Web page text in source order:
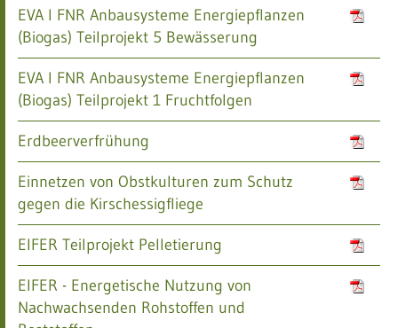
EVA I FNR Anbausysteme Energiepflanzen
(Biogas) Teilprojekt 5 Bewässerung
EVA I FNR Anbausysteme Energiepflanzen
(Biogas) Teilprojekt 1 Fruchtfolgen
Erdbeerverfrühung
Einnetzen von Obstkulturen zum Schutz
gegen die Kirschessigfliege
EIFER Teilprojekt Pelletierung
EIFER - Energetische Nutzung von
Nachwachsenden Rohstoffen und